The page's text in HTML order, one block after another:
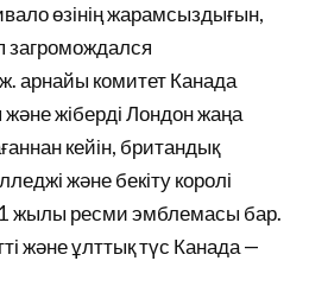
өзінің жарамсыздығын,
загромождался
арнайы комитет Канада
және жіберді Лондон жаңа
кейін, британдық
және бекіту королі
жылы ресми эмблемасы бар.
және ұлттық түс Канада —